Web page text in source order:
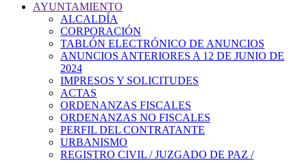
AYUNTAMIENTO
ALCALDÍA
CORPORACIÓN
TABLÓN ELECTRÓNICO DE ANUNCIOS
ANUNCIOS ANTERIORES A 12 DE JUNIO DE
2024
IMPRESOS Y SOLICITUDES
ACTAS
ORDENANZAS FISCALES
ORDENANZAS NO FISCALES
PERFIL DEL CONTRATANTE
URBANISMO
REGISTRO CIVIL / JUZGADO DE PAZ /